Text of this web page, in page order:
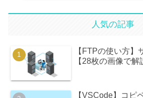
人気の記事
【FTPの使い方】
【28枚の画像で解
【VSCode】コピ